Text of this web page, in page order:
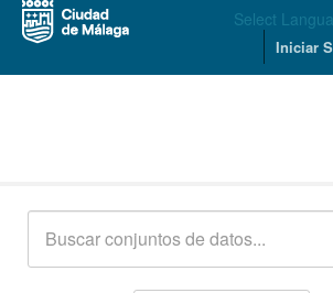
Select
Iniciar